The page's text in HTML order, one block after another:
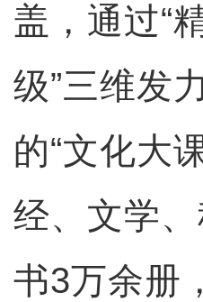
盖，通过“
级”三维发
的“文化大
经、文学
书3万余册